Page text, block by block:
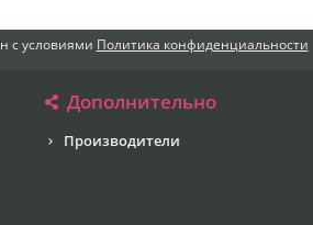
с условиями Политика конфиденциальности
Дополнительно
Производители